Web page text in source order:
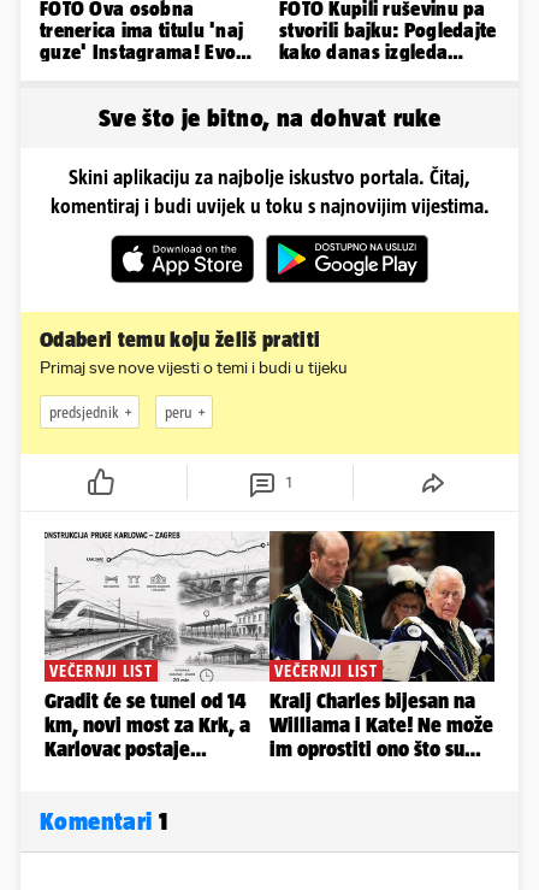
FOTO Ova osobna
trenerica ima titulu 'naj
guze' Instagrama! Evo
FOTO Kupili ruševinu pa
stvorili bajku: Pogledajte
kako danas izgleda
Sve što je bitno, na dohvat ruke
Skini aplikaciju za najbolje iskustvo portala. Čitaj,
komentiraj i budi uvijek u toku s najnovijim vijestima.
Odaberi temu koju želiš pratiti
Primaj sve nove vijesti o temi i budi u tijeku
predsjednik peru
1
Komentari 1